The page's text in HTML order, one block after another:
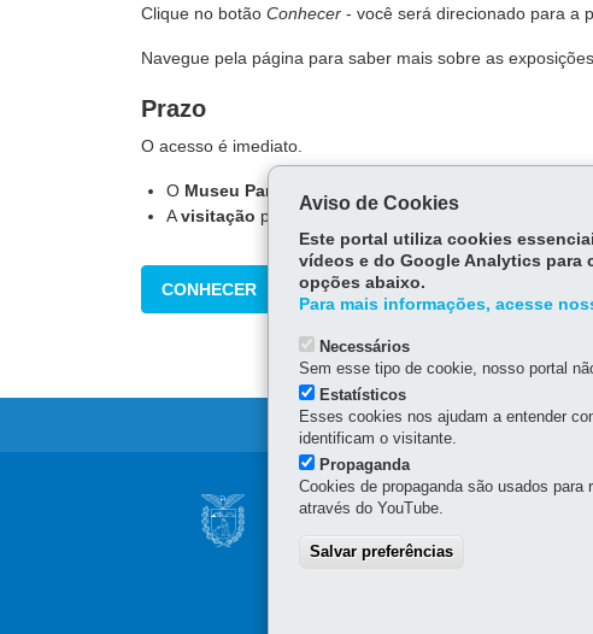
Clique no botão Conhecer - você será direcionado para a
Navegue pela página para saber mais sobre as exposições
Prazo
O acesso é imediato.
O Museu Paranaense
Avisitação pode ser feita de terça a domingo, das 10h
CONHECER
Navegação
principal
AGÊNCIA DA CULTURA
Rua Cruz Machado, 58 - 5º
Centro
Aviso de Cookies
Este portal utiliza cookies
vídeos e do Google Analytics para
opções abaixo.
Para mais informações, acesse
Necessários
Sem esse tipo de cookie, nosso portal
Estatísticos
Esses cookies nos ajudam a entender
identificam o visitante.
Propaganda
Cookies de propaganda são usados
através do YouTube.
Salvar preferências